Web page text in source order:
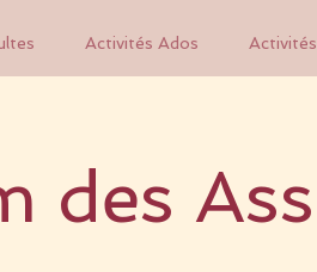
Activités Ados
des